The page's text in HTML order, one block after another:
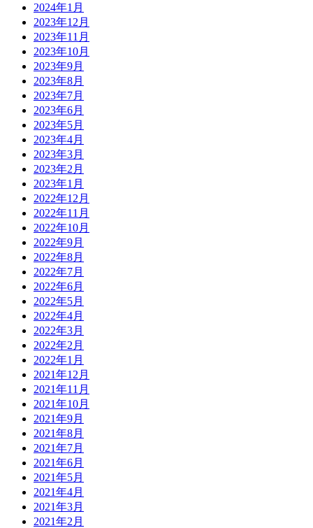
2024年1月
2023年12月
2023年11月
2023年10月
2023年9月
2023年8月
2023年7月
2023年6月
2023年5月
2023年4月
2023年3月
2023年2月
2023年1月
2022年12月
2022年11月
2022年10月
2022年9月
2022年8月
2022年7月
2022年6月
2022年5月
2022年4月
2022年3月
2022年2月
2022年1月
2021年12月
2021年11月
2021年10月
2021年9月
2021年8月
2021年7月
2021年6月
2021年5月
2021年4月
2021年3月
2021年2月